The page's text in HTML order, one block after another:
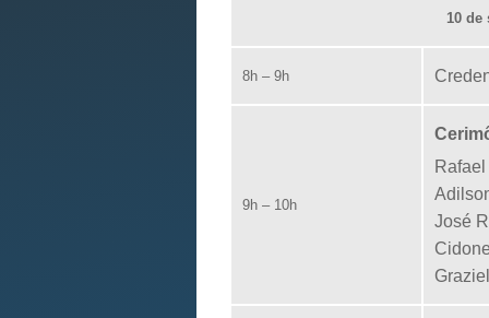
10 de
8h – 9h
9h – 10h
José